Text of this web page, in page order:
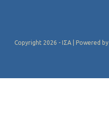
Copyright 2026 - ΙΣΑ | Powered by